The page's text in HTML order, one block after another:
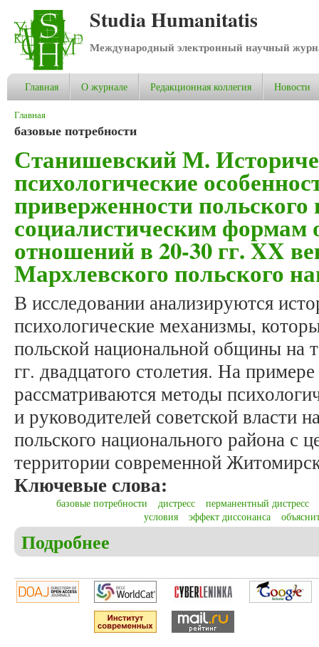
Studia Humanitatis
Международный электронный научный
Главная О журнале Редакционная коллегия Новости
Вы здесь
Главная
базовые потребности
Станишевский М.
психологические
приверженности польского
социалистическим формам
отношений в 20-30 гг. XX
Мархлевского польского
В исследовании анализируются
психологические механизмы,
польской национальной общины на
гг. двадцатого столетия. На
рассматриваются методы
и руководителей советской власти
польского национального района с
территории современной
Ключевые слова:
базовые потребности дистресс
перманентный дистресс
условия
эффект диссонанса
Подробнее